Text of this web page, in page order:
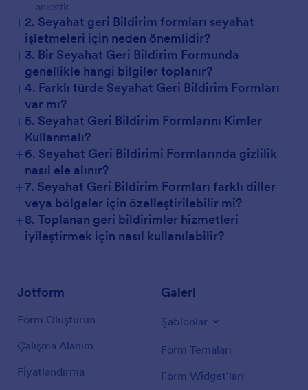
ankettir.
+2. Seyahat geri Bildirim formları seyahat
işletmeleri için neden önemlidir?
+3. Bir Seyahat Geri Bildirim Formunda
genellikle hangi bilgiler toplanır?
+4. Farklı türde Seyahat Geri Bildirim Formları
var mı?
+5. Seyahat Geri Bildirim Formlarını Kimler
Kullanmalı?
+6. Seyahat Geri Bildirimi Formlarında gizlilik
nasıl ele alınır?
+7. Seyahat Geri Bildirim Formları farklı diller
veya bölgeler için özelleştirilebilir mi?
+8. Toplanan geri bildirimler hizmetleri
iyileştirmek için nasıl kullanılabilir?
Jotform
Form Oluşturun
Çalışma Alanım
Fiyatlandırma
Galeri
Şablonlar
Form Temaları
Form Widget'ları